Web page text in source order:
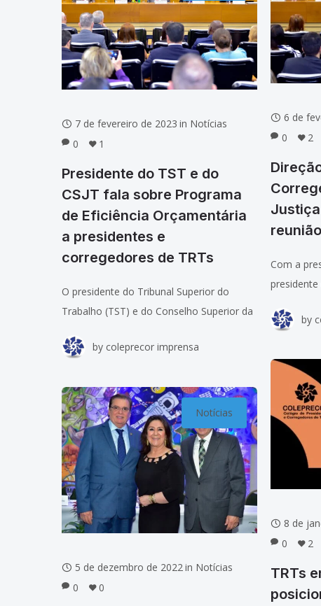
7 de fevereiro de 2023 in Notícias
0
1
Presidente do TST e do
CSJT fala sobre Programa
de Eficiência Orçamentária
a presidentes e
corregedores de TRTs
O presidente do Tribunal Superior do
Trabalho (TST) e do Conselho Superior da
Bentes Corrêa, participou da 1ª Reunião
by coleprecor imprensa
6 de
0
2
Com a
Justiça do
by
8 de
0
2
TRTs
Notícias
5 de dezembro de 2022in Notícias
0
0